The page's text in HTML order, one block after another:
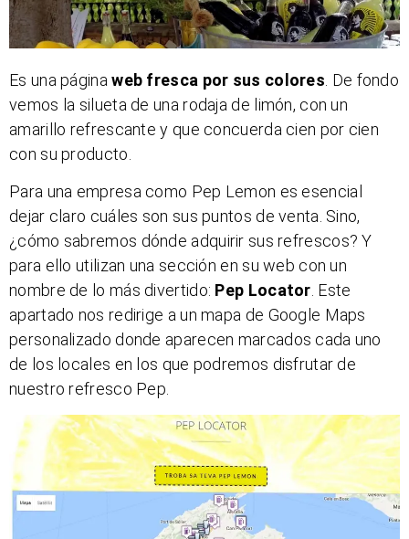
Es una páginaweb fresca por sus colores . De fondo
vemos la silueta de una rodaja de limón, con un
amarillo refrescante y que concuerda cien por cien
con su producto.
Para una empresa como Pep Lemon es esencial
dejar claro cuáles son sus puntos de venta. Sino,
¿cómo sabremos dónde adquirir sus refrescos? Y
para ello utilizan una sección en su web con un
nombre de lo más divertido: Pep Locator. Este
apartado nos redirige a un mapa de Google Maps
personalizado donde aparecen marcados cada uno
de los locales en los que podremos disfrutar de
nuestro refresco Pep.